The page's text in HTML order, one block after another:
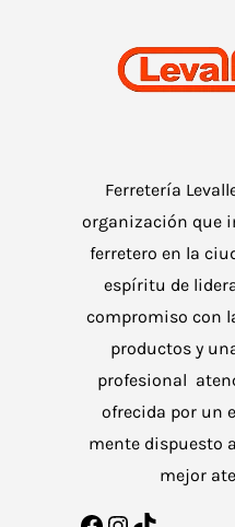
Ferretería
organización que
ferretero en la
espíritu de
compromiso con
productos y
profesional
ofrecida por un
mente dispuesto
mejor